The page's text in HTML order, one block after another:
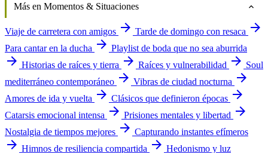
Más en Momentos & Situaciones
expand_more
Viaje de carretera con amigos arrow_forward Tarde de domingo con resaca arrow_forward
Para cantar en la ducha arrow_forward Playlist de boda que no sea aburrida
arrow_forward Historias de raíces y tierra arrow_forward Raíces y vulnerabilidad arrow_forward Soul
mediterráneo contemporáneo arrow_forward Vibras de ciudad nocturna arrow_forward
Amores de ida y vuelta arrow_forward Clásicos que definieron épocas arrow_forward
Catarsis emocional intensa arrow_forward Prisiones mentales y libertad arrow_forward
Nostalgia de tiempos mejores arrow_forward Capturando instantes efímeros
arrow_forward Himnos de resiliencia compartida arrow_forward Hedonismo y luz